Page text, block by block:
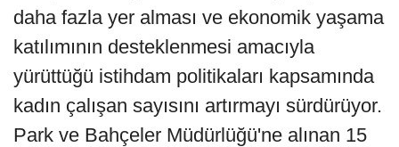
daha fazla yer alması ve ekonomik yaşama
katılımının desteklenmesi amacıyla
yürüttüğü istihdam politikaları kapsamında
kadın çalışan sayısını artırmayı sürdürüyor.
Park ve Bahçeler Müdürlüğü'ne alınan 15